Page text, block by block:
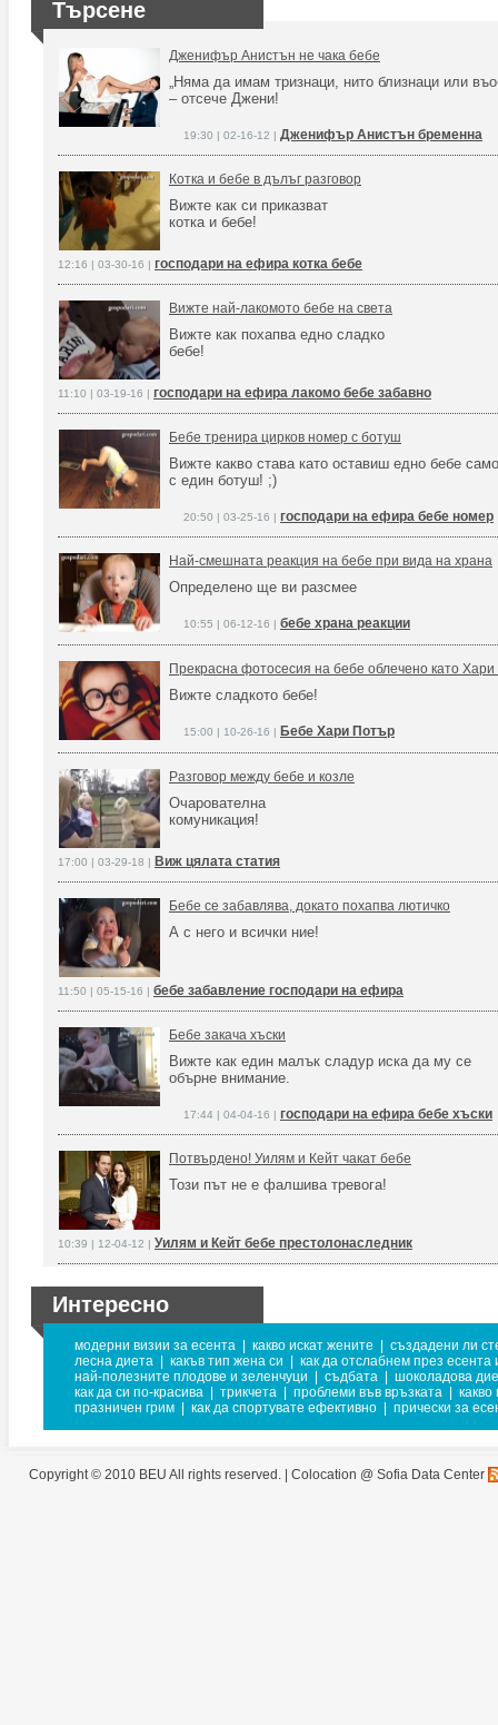
Търсене
Дженифър Анистън не чака бебе
„Няма да имам тризнаци, нито близнаци или
– отсече Джени!
19:30 | 02-16-12 | Дженифър Анистън бременна
Котка и бебе в дълъг разговор
Вижте как си приказват
котка и бебе!
12:16 | 03-30-16 | господари на ефира котка бебе
Вижте най-лакомото бебе на света
Вижте как похапва едно сладко
бебе!
11:10 | 03-19-16 | господари на ефира лакомо бебе забавно
Бебе тренира цирков номер с ботуш
Вижте какво става като оставиш едно бебе само
с един ботуш! ;)
20:50 | 03-25-16 | господари на ефира бебе номер
Най-смешната реакция на бебе при вида на храна
Определено ще ви разсмее
10:55 | 06-12-16 | бебе храна реакции
Прекрасна фотосесия на бебе облечено като
Вижте сладкото бебе!
15:00 | 10-26-16 | Бебе Хари Потър
Разговор между бебе и козле
Очарователна
комуникация!
17:00 | 03-29-18 | Виж цялата статия
Бебе се забавлява, докато похапва лютичко
А с него и всички ние!
11:50 | 05-15-16 | бебе забавление господари на ефира
Бебе закача хъски
Вижте как един малък сладур иска да му се
обърне внимание.
17:44 | 04-04-16 | господари на ефира бебе хъски
Потвърдено! Уилям и Кейт чакат бебе
Този път не е фалшива тревога!
10:39 | 12-04-12 | Уилям и Кейт бебе престолонаследник
Интересно
модерни визии за есента какво искат жените
създадени ли
лесна диета
какъв тип жена си
как да отслабнем през есента
най-полезните плодове и зеленчуци
съдбата
шоколадова
как да си по-красива
трикчета проблеми във връзката
празничен грим
как да спортувате ефективно прически за
Copyright © 2010 BEU All rights reserved. | Colocation @ Sofia Data Center